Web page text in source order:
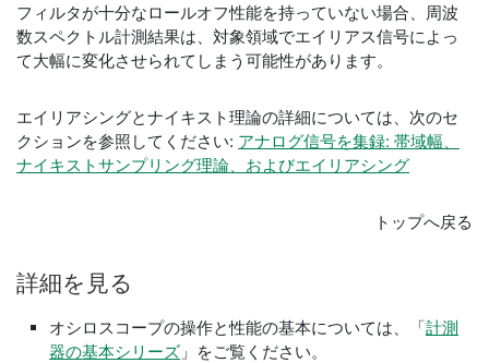
フィルタが十分なロールオフ性能を持っていない場合、周波
数スペクトル計測結果は、対象領域でエイリアス信号によっ
て大幅に変化させられてしまう可能性があります。
エイリアシングとナイキスト理論の詳細については、次のセ
クションを参照してください: アナログ信号を集録: 帯域幅、
ナイキストサンプリング理論、およびエイリアシング
トップへ戻る
詳細を 見る
オシロスコープの操作と性能の基本については、「計測
器の基本シリーズ 」をご覧ください。